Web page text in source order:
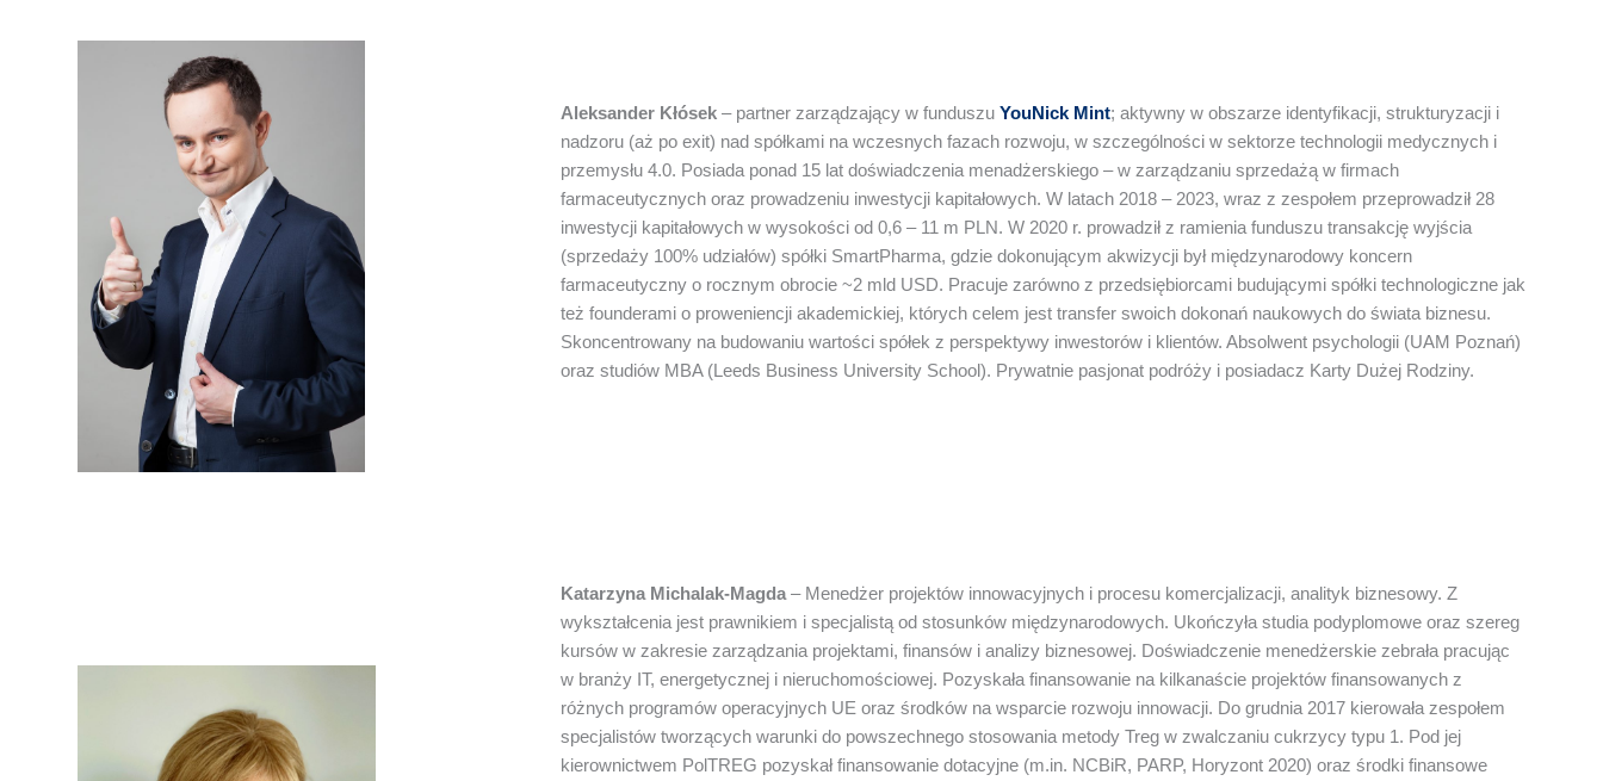
Aleksander Kłósek– partner zarządzający w funduszu YouNick Mint; aktywny w obszarze identyfikacji, strukturyzacji i
nadzoru (aż po exit) nad spółkami na wczesnych fazach rozwoju, w szczególności w sektorze technologii medycznych i
przemysłu 4.0. Posiada ponad 15 lat doświadczenia menadżerskiego – w zarządzaniu sprzedażą w firmach
farmaceutycznych oraz prowadzeniu inwestycji kapitałowych. W latach 2018 – 2023, wraz z zespołem przeprowadził 28
inwestycji kapitałowych w wysokości od 0,6 – 11 m PLN. W 2020 r. prowadził z ramienia funduszu transakcję wyjścia
(sprzedaży 100% udziałów) spółki SmartPharma, gdzie dokonującym akwizycji był międzynarodowy koncern
farmaceutyczny o rocznym obrocie ~2 mld USD. Pracuje zarówno z przedsiębiorcami budującymi spółki technologiczne jak
też founderami o proweniencji akademickiej, których celem jest transfer swoich dokonań naukowych do świata biznesu.
Skoncentrowany na budowaniu wartości spółek z perspektywy inwestorów i klientów. Absolwent psychologii (UAM Poznań)
oraz studiów MBA (Leeds Business University School). Prywatnie pasjonat podróży i posiadacz Karty Dużej Rodziny.
Katarzyna Michalak-Magda– Menedżer projektów innowacyjnych i procesu komercjalizacji, analityk biznesowy. Z
wykształcenia jest prawnikiem i specjalistą od stosunków międzynarodowych. Ukończyła studia podyplomowe oraz szereg
kursów w zakresie zarządzania projektami, finansów i analizy biznesowej. Doświadczenie menedżerskie zebrała pracując
w branży IT, energetycznej i nieruchomościowej. Pozyskała finansowanie na kilkanaście projektów finansowanych z
różnych programów operacyjnych UE oraz środków na wsparcie rozwoju innowacji. Do grudnia 2017 kierowała zespołem
specjalistów tworzących warunki do powszechnego stosowania metody Treg w zwalczaniu cukrzycy typu 1. Pod jej
kierownictwem PolTREG pozyskał finansowanie dotacyjne (m.in. NCBiR, PARP, Horyzont 2020) oraz środki finansowe